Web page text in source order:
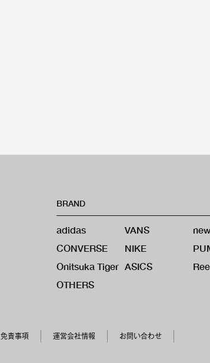
BRAND
adidas VANS
CONVERSE
NIKE
Onitsuka Tiger ASICS
OTHERS
免責事項 運営会社情報 お問い合わせ